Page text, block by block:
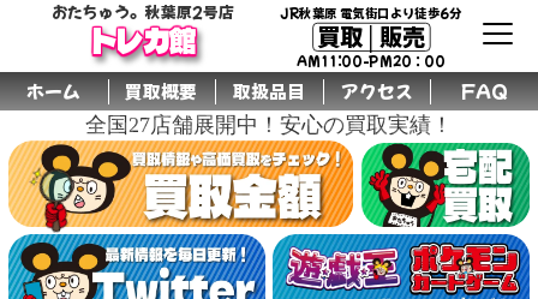
おたちゅう。秋葉原2号店
トレカ館
JR秋葉原 電気街口より徒歩6分
買取│販売
AM11:00-PM20：00
ホーム 買取概要 取扱品目 アクセス FAQ
全国27店舗展開中！安心の買取実績！